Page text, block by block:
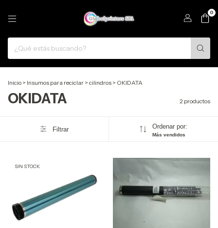
0
Inicio > Insumos para reciclar > cilindros > OKIDATA
OKIDATA 2 productos
Filtrar Ordenar por:
Más vendidos
SIN STOCK